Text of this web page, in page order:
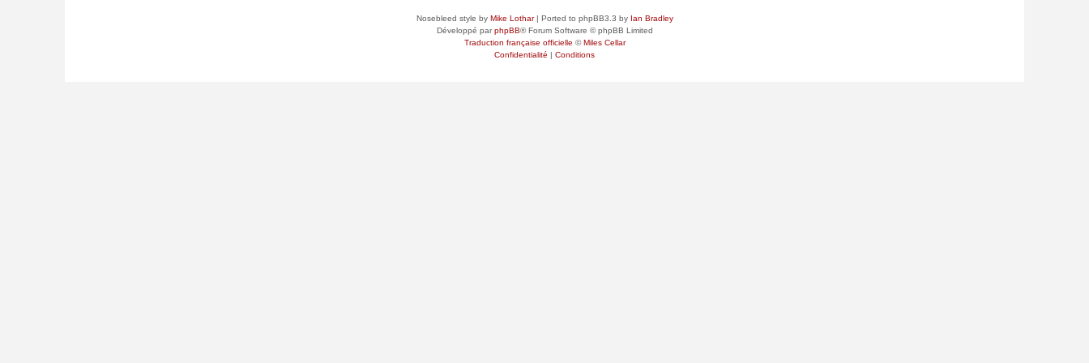
Nosebleed style by Mike Lothar| Ported to phpBB3.3 by Ian Bradley
Développé parphpBB® Forum Software © phpBB Limited
Traduction française officielle ©Miles Cellar
Confidentialité | Conditions